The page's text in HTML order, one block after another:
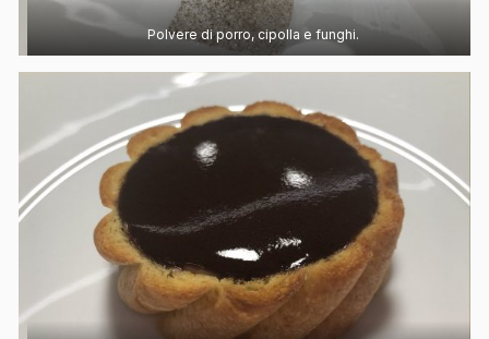
Polvere di porro, cipolla e funghi.